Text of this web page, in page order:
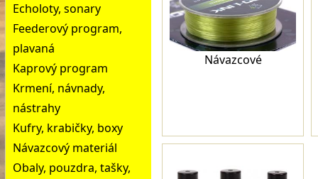
Echoloty, sonary
Feederový program,
plavaná
Kaprový program
Krmení, návnady,
nástrahy
Kufry, krabičky, boxy
Návazcový materiál
Obaly, pouzdra, tašky,
Návazcové